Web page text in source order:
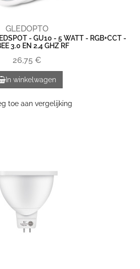
GLEDOPTO
- GU10 - 5 WATT - RGB+CCT -
3.0 EN 2,4 GHZ RF
26,75 €
In winkelwagen
toe aan vergelijking